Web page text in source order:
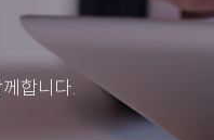
합니다.